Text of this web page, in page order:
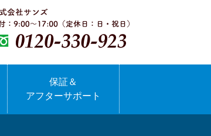
保証＆
アフターサポート